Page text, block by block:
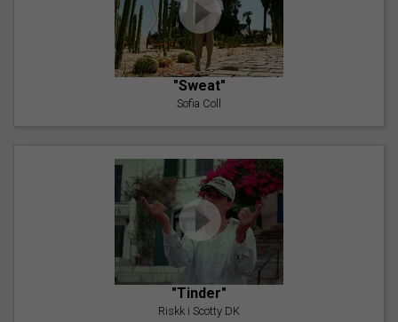
"Sweat"
Sofia Coll
"Tinder"
Riskk i Scotty DK